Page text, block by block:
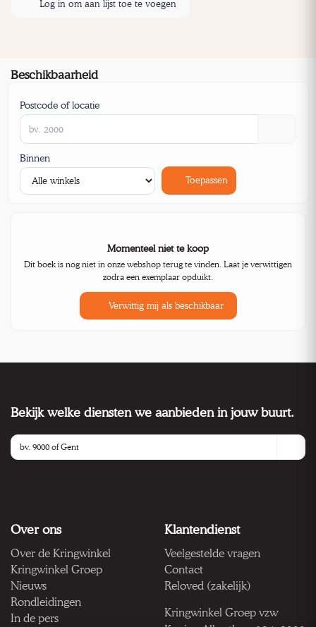
Log in om aan lijst toe te voegen
Beschikbaarheid
Postcode of locatie
Binnen
Toepassen
Momenteel niet te koop
Dit boek is nog niet in onze webshop terug te vinden. Laat je verwittigen
zodra een exemplaar opduikt.
Verwittig mij als beschikbaar
Bekijk welke diensten we aanbieden in jouw buurt.
Over ons
Over de Kringwinkel
Kringwinkel Groep
Nieuws
Rondleidingen
In de pers
Klantendienst
Veelgestelde vragen
Contact
Reloved (zakelijk)
Kringwinkel Groep vzw